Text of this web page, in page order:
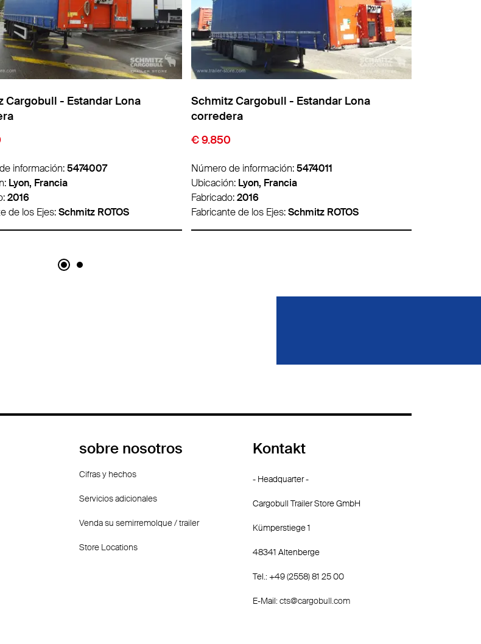
Cargobull - Estandar Lona
información:5474011
Lyon, Francia
2016
de los Ejes:Schmitz ROTOS
Schmitz Cargobull - Estandar Lona
corredera
€ 18.500
Número de información:5465418
Ubicación: Lille, Francia
Fabricado:2020
Fabricante de los Ejes:Schmitz ROTOS
sobre nosotros
Cifras y hechos
Servicios adicionales
Venda su semirremolque / trailer
Store Locations
Kontakt
- Headquarter -
Cargobull Trailer Store GmbH
Kümperstiege 1
48341 Altenberge
Tel.: +49 (2558) 81 25 00
E-Mail:cts@cargobull.com